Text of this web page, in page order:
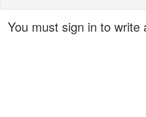
You must sign in to write